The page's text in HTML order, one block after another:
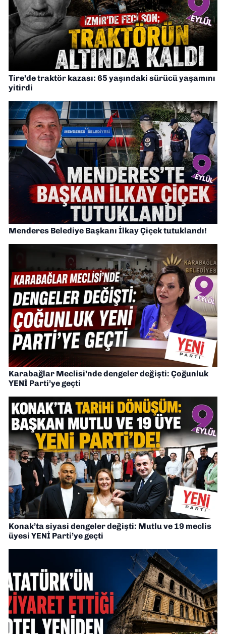
Tire’de traktör kazası: 65 yaşındaki sürücü yaşamını
yitirdi
Menderes Belediye Başkanı İlkay Çiçek tutuklandı!
Karabağlar Meclisi’nde dengeler değişti: Çoğunluk
YENİ Parti’ye geçti
Konak’ta siyasi dengeler değişti: Mutlu ve 19 meclis
üyesi YENİ Parti’ye geçti